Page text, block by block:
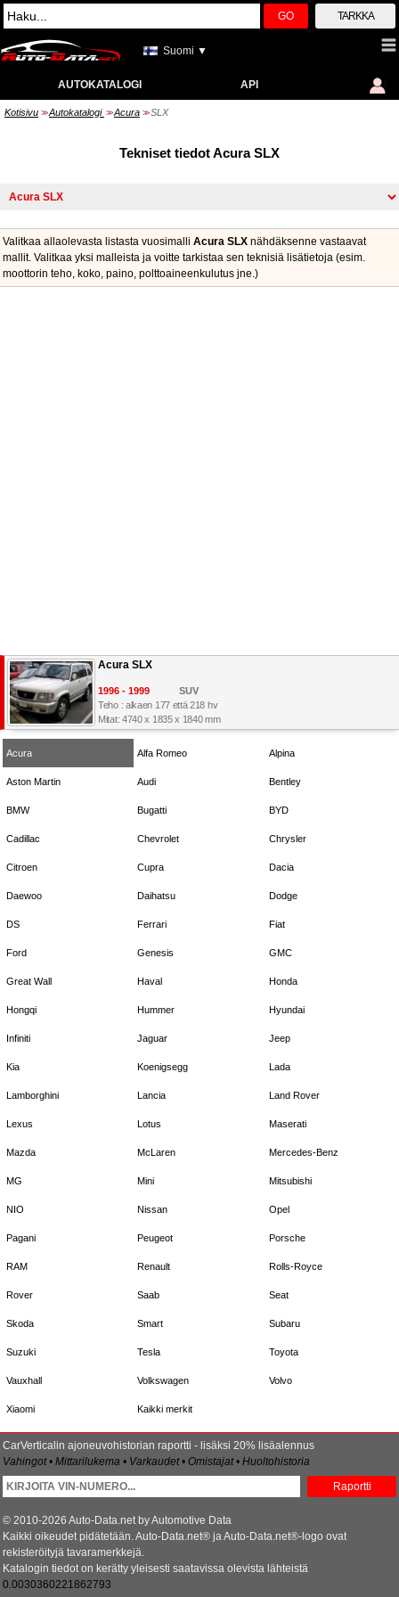
GO TARKKA
Suomi ▼
AUTOKATALOGI API
Kotisivu >> Autokatalogi >> Acura >> SLX
Tekniset tiedot Acura SLX
Valitkaa allaolevasta listasta vuosimalli Acura SLX nähdäksenne vastaavat
mallit. Valitkaa yksi malleista ja voitte tarkistaa sen teknisiä lisätietoja (esim.
moottorin teho, koko, paino, polttoaineenkulutus jne.)
Acura SLX
1996 - 1999
SUV
Teho : alkaen 177 että 218 hv
Mitat: 4740 x 1835 x 1840 mm
Acura Alfa Romeo Alpina
Aston Martin Audi Bentley
BMW Bugatti BYD
Cadillac Chevrolet Chrysler
Citroen Cupra Dacia
Daewoo Daihatsu Dodge
DS Ferrari Fiat
Ford Genesis GMC
Great Wall Haval Honda
Hongqi Hummer Hyundai
Infiniti Jaguar Jeep
Kia Koenigsegg Lada
Lamborghini Lancia Land Rover
Lexus Lotus Maserati
Mazda McLaren Mercedes-Benz
MG Mini Mitsubishi
NIO Nissan Opel
Pagani Peugeot Porsche
RAM Renault Rolls-Royce
Rover Saab Seat
Skoda Smart Subaru
Suzuki Tesla Toyota
Vauxhall Volkswagen Volvo
Xiaomi Kaikki merkit
CarVerticalin ajoneuvohistorian raportti - lisäksi 20% lisäalennus
Vahingot • Mittarilukema • Varkaudet • Omistajat • Huoltohistoria
Raportti
© 2010-2026 Auto-Data.net by Automotive Data
Kaikki oikeudet pidätetään. Auto-Data.net® ja Auto-Data.net®-logo ovat
rekisteröityjä tavaramerkkejä.
Katalogin tiedot on kerätty yleisesti saatavissa olevista lähteistä
0.0030360221862793